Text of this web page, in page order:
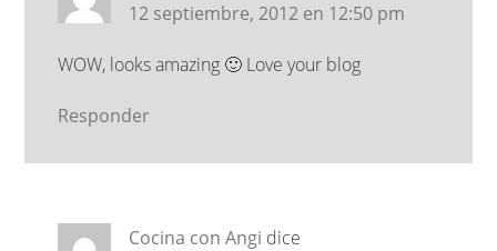
12 septiembre, 2012 en 12:50 pm
WOW, looks amazing 🙂 Love your blog
Responder
Cocina con Angi dice